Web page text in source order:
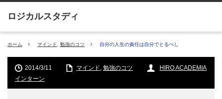
ホーム マインド 勉強のコツ 自分の人生の責任は自分でとるべし
2014/3/11 マインド, 勉強のコツ
HIRO ACADEMIA
インターン